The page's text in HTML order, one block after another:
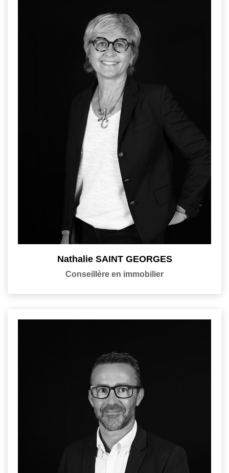
Nathalie SAINT GEORGES
Conseillère en immobilier